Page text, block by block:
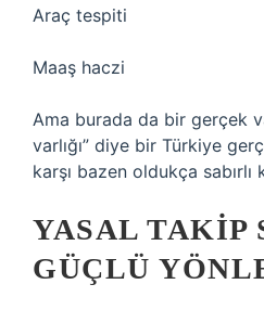
Araç tespiti
Maaş haczi
Ama burada da bir gerçek
varlığı” diye bir Türkiye
karşı bazen oldukça sabırlı
YASAL TAKIP
GÜÇLÜ